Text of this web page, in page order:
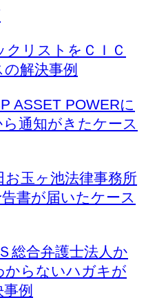
リストをＣＩＣ
解決事例
ASSET POWERに
通知がきたケース
玉ヶ池法律事務所
書が届いたケース
総合弁護士法人か
からないハガキが
例